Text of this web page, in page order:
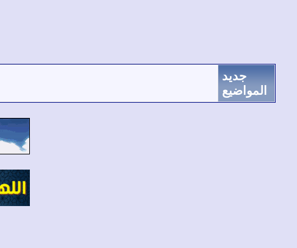
جديد
المواضيع